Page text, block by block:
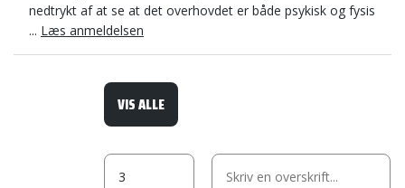
nedtrykt af at se at det overhovdet er både psykisk og fysis
... Læs anmeldelsen
VIS ALLE